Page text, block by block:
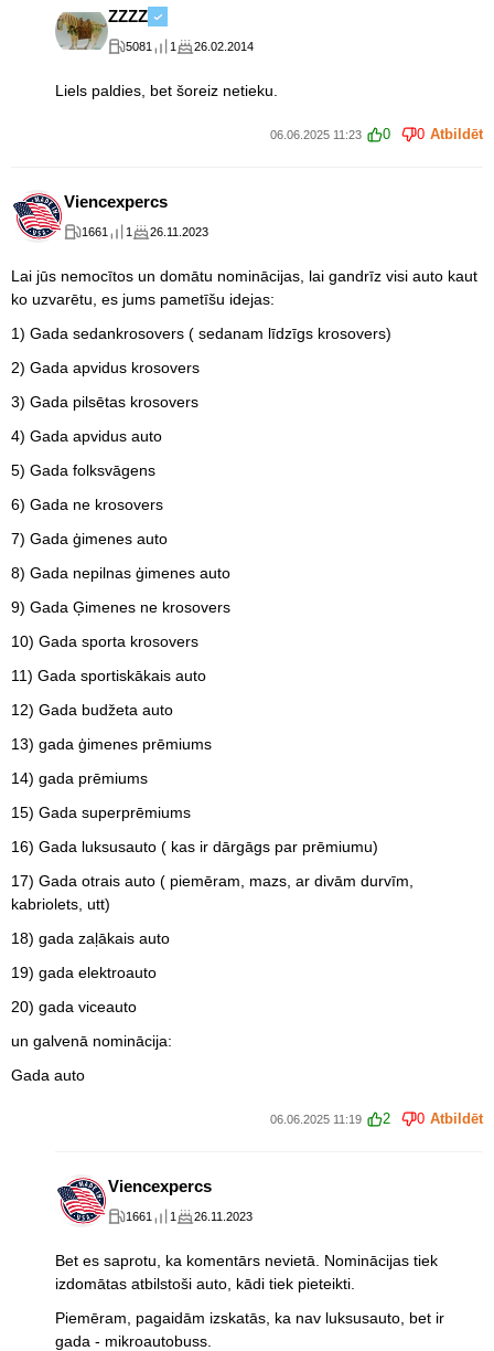
ZZZZ
5081 1 26.02.2014
Liels paldies, bet šoreiz netieku.
06.06.2025 11:23 0 0 Atbildēt
Viencexpercs
1661 1 26.11.2023
Lai jūs nemocītos un domātu nominācijas, lai gandrīz visi auto kaut
ko uzvarētu, es jums pametīšu idejas:
1) Gada sedankrosovers ( sedanam līdzīgs krosovers)
2) Gada apvidus krosovers
3) Gada pilsētas krosovers
4) Gada apvidus auto
5) Gada folksvāgens
6) Gada ne krosovers
7) Gada ģimenes auto
8) Gada nepilnas ģimenes auto
9) Gada Ģimenes ne krosovers
10) Gada sporta krosovers
11) Gada sportiskākais auto
12) Gada budžeta auto
13) gada ģimenes prēmiums
14) gada prēmiums
15) Gada superprēmiums
16) Gada luksusauto ( kas ir dārgāgs par prēmiumu)
17) Gada otrais auto ( piemēram, mazs, ar divām durvīm,
kabriolets, utt)
18) gada zaļākais auto
19) gada elektroauto
20) gada viceauto
un galvenā nominācija:
Gada auto
06.06.2025 11:19 2 0 Atbildēt
Viencexpercs
1661 1 26.11.2023
Bet es saprotu, ka komentārs nevietā. Nominācijas tiek
izdomātas atbilstoši auto, kādi tiek pieteikti.
Piemēram, pagaidām izskatās, ka nav luksusauto, bet ir
gada - mikroautobuss.